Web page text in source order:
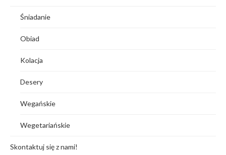
Śniadanie
Obiad
Kolacja
Desery
Wegańskie
Wegetariańskie
Skontaktuj się z nami!